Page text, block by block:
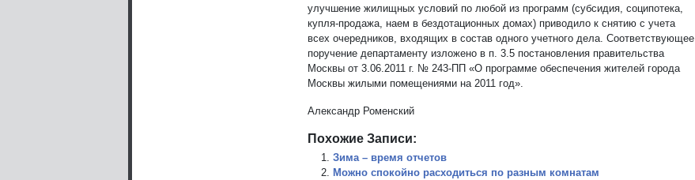
улучшение жилищных условий по любой из программ (субсидия, соципотека,
купля-продажа, наем в бездотационных домах) приводило к снятию с учета
всех очередников, входящих в состав одного учетного дела. Соответствующее
поручение департаменту изложено в п. 3.5 постановления правительства
Москвы от 3.06.2011 г. № 243-ПП «О программе обеспечения жителей города
Москвы жилыми помещениями на 2011 год».
Александр Роменский
Похожие Записи:
Зима – время отчетов
Можно спокойно расходиться по разным комнатам